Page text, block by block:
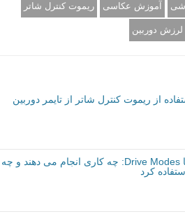
آموزش عکاسی ریموت کنترل شاتر
دوربین
از ریموت کنترل شاتر از تایمر دوربین
مُد های عکاسی یا Drive Modes: چه کاری انجام می دهند و چه
کرد